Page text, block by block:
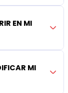
EN MI
MI